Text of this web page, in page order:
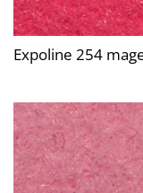
Expoline 254